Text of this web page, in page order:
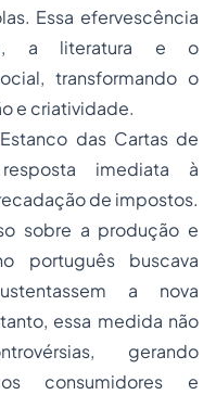
Essa efervescência
a literatura e o
transformando o
e criatividade.
das Cartas de
imediata à
de impostos.
sobre a produção e
português buscava
a nova
essa medida não
gerando
consumidores e